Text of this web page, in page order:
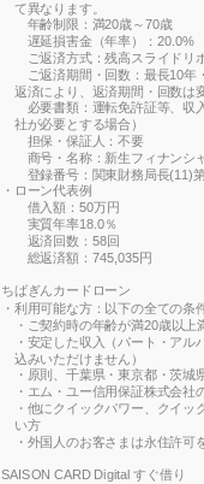
て異なります。
年齢制限：満20歳～70歳
遅延損害金（年率）：20.0%
ご返済方式：残高スライドリ
ご返済期間・回数：最長10
返済により、返済期間・回数は
必要書類：運転免許証等、収
社が必要とする場合）
担保・保証人：不要
商号・名称：新生フィナンシ
登録番号：関東財務局長(11)
ローン代表例
借入額：50万円
実質年率18.0％
返済回数：58回
総返済額：745,035円
ちばぎんカードローン
利用可能な方：以下の全ての条
・ご契約時の年齢が満20歳以上
・安定した収入（パート・ア
込みいただけません）
・原則、千葉県・東京都・茨
・エム・ユー信用保証株式会社
・他にクイックパワー、クイ
い方
・外国人のお客さまは永住許可
SAISON CARD Digital すぐ借り